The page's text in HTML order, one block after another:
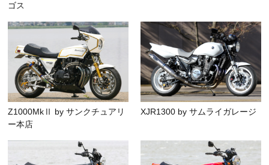
ゴス
Z1000MkⅡ by サンクチュアリ
ー本店
XJR1300 by サムライガレージ